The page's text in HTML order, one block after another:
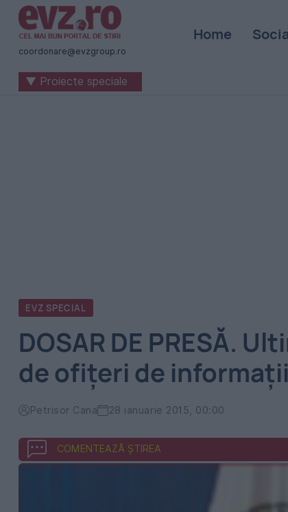
Știri
naționale
internaționale
coordonare@evzgroup.ro
Home
▼ Proiecte speciale
EVZ SPECIAL
DOSAR DE PRESĂ.
de ofițeri de informații
Petrisor Cana 28 ianuarie 2015, 00:00
COMENTEAZĂ ȘTIREA